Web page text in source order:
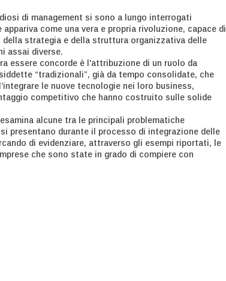
di management si sono a lungo interrogati
come una vera e propria rivoluzione, capace di
strategia e della struttura organizzativa delle
assai diverse.
essere concorde è l'attribuzione di un ruolo da
“tradizionali”, già da tempo consolidate, che
le nuove tecnologie nei loro business,
competitivo che hanno costruito sulle solide
alcune tra le principali problematiche
presentano durante il processo di integrazione delle
di evidenziare, attraverso gli esempi riportati, le
che sono state in grado di compiere con